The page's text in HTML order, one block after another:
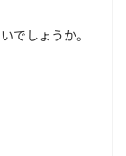
でしょうか。